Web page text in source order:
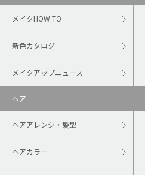
メイクHOW TO
新色カタログ
メイクアップニュース
ヘア
ヘアアレンジ・髪型
ヘアカラー